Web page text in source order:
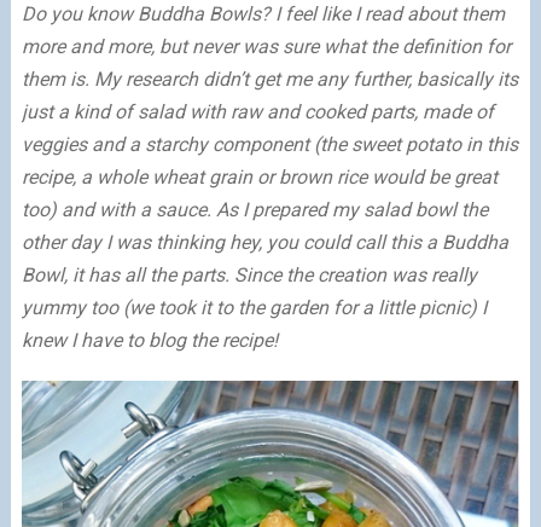
Do you know Buddha Bowls? I feel like I read about them
more and more, but never was sure what the definition for
them is. My research didn’t get me any further, basically its
just a kind of salad with raw and cooked parts, made of
veggies and a starchy component (the sweet potato in this
recipe, a whole wheat grain or brown rice would be great
too) and with a sauce. As I prepared my salad bowl the
other day I was thinking hey, you could call this a Buddha
Bowl, it has all the parts. Since the creation was really
yummy too (we took it to the garden for a little picnic) I
knew I have to blog the recipe!